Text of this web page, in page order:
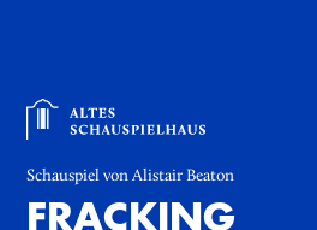
Schauspiel von Alistair Beaton
FRACKING